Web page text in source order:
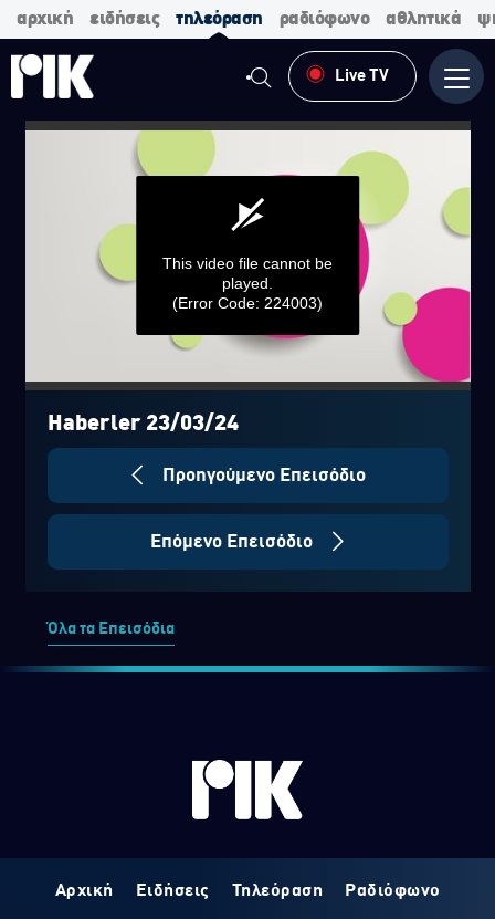
αρχική ειδήσεις τηλεόραση ραδιόφωνο αθλητικά
Live TV
0
seconds
seconds
This video file cannot be
played.
(Error Code: 224003)
Haberler 23/03/24
Προηγούμενο Επεισόδιο
Επόμενο Επεισόδιο
Όλα τα Επεισόδια
Αρχική Ειδήσεις Τηλεόραση Ραδιόφωνο